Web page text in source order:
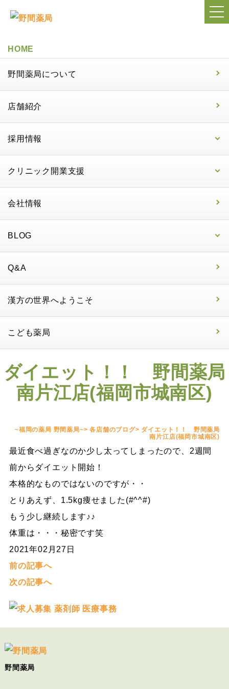
HOME
野間薬局について
店舗紹介
採用情報
クリニック開業支援
会社情報
BLOG
Q&A
漢方の世界へようこそ
こども薬局
ダイエット！！ 野間薬局
南片江店(福岡市城南区)
~福岡の薬局 野間薬局~>各店舗のブログ> ダイエット！！ 野間薬局
南片江店(福岡市城南区)
最近食べ過ぎなのか少し太ってしまったので、2週間
前からダイエット開始！
本格的なものではないのですが・・
とりあえず、1.5kg痩せました(#^^#)
もう少し継続します♪♪
体重は・・・秘密です笑
2021年02月27日
前の記事へ
次の記事へ
野間薬局